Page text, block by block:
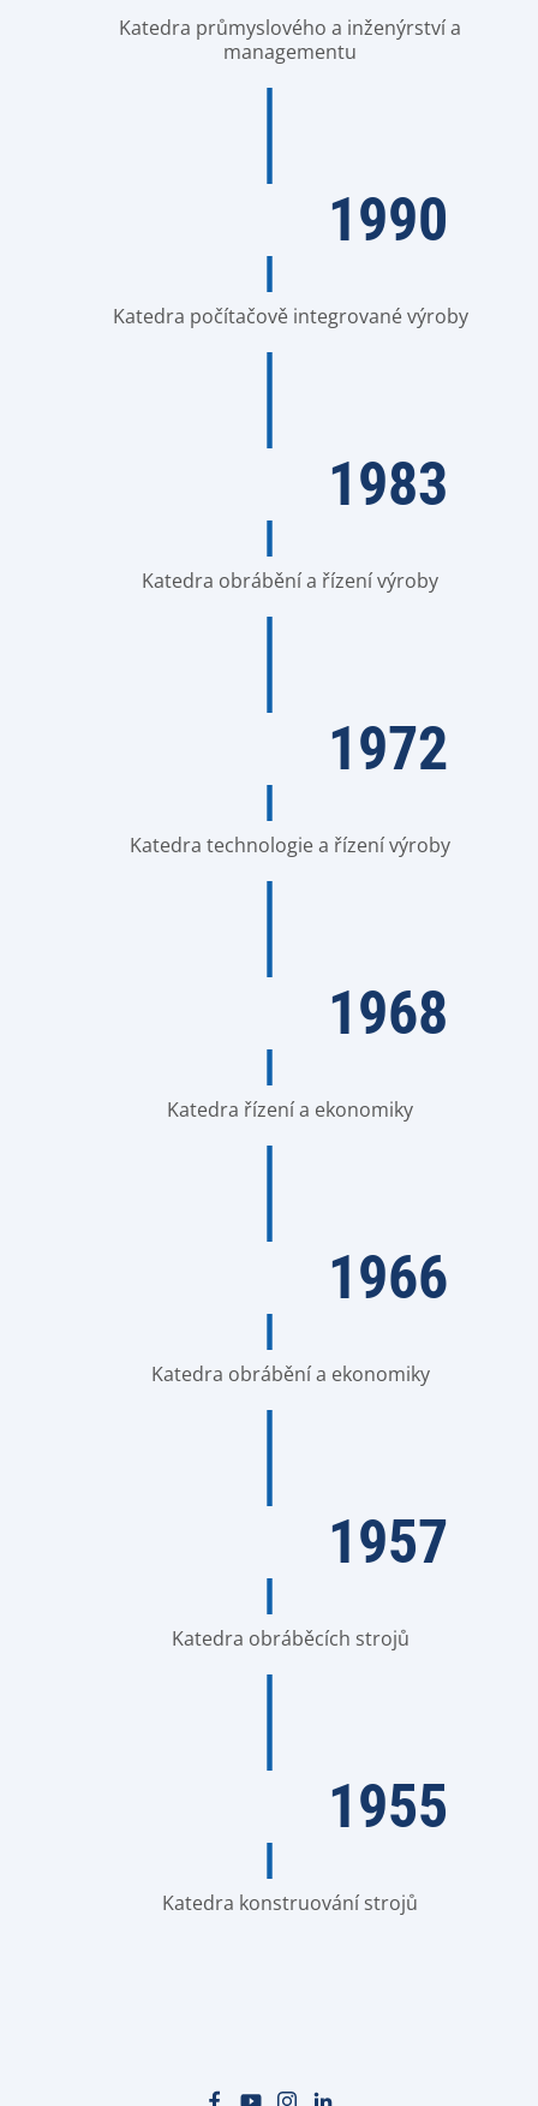
Katedra průmyslového a inženýrství a
managementu
1990
Katedra počítačově integrované výroby
1983
Katedra obrábění a řízení výroby
1972
Katedra technologie a řízení výroby
1968
Katedra řízení a ekonomiky
1966
Katedra obrábění a ekonomiky
1957
Katedra obráběcích strojů
1955
Katedra konstruování strojů